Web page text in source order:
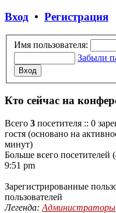
Вход • Регистрация
Имя пользователя:
Забыли
Кто сейчас на
Всего 3 посетителя :: 0
гостя (основано на
минут)
Больше всего посетителей (
9:51 pm
Зарегистрированные
пользователей
Легенда: Администраторы